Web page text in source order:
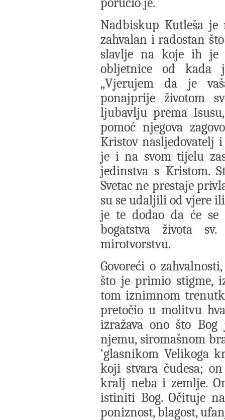
Nadbiskup Kutleša
zahvalan i radostan
slavlje na koje ih je
obljetnice od kada
„Vjerujem da je
ponajprije životom
ljubavlju prema
pomoć njegova
Kristov nasljedovatelj
je i na svom tijelu
jedinstva s Kristom.
Svetac ne prestaje
su se udaljili od vjere
je te dodao da će
bogatstva života
mirotvorstvu.
Govoreći o
što je primio stigme,
tom iznimnom
pretočio u molitvu
izražava ono što
njemu, siromašnom
‘glasnikom Velikoga
koji stvara čudesa;
kralj neba i zemlje.
istiniti Bog. Očituje
poniznost, blagost,